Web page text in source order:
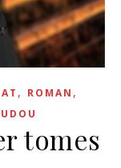
, ROMAN ,
tomes